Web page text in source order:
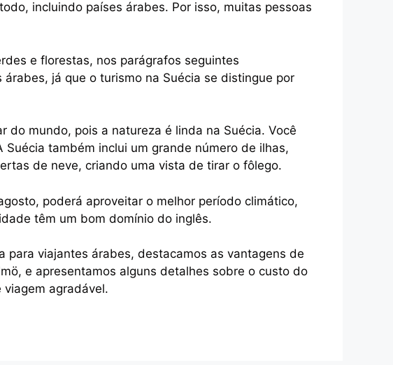
incluindo países árabes. Por isso, muitas pessoas
e florestas, nos parágrafos seguintes
já que o turismo na Suécia se distingue por
do mundo, pois a natureza é linda na Suécia. Você
também inclui um grande número de ilhas,
de neve, criando uma vista de tirar o fôlego.
poderá aproveitar o melhor período climático,
têm um bom domínio do inglês.
para viajantes árabes, destacamos as vantagens de
e apresentamos alguns detalhes sobre o custo do
agradável.